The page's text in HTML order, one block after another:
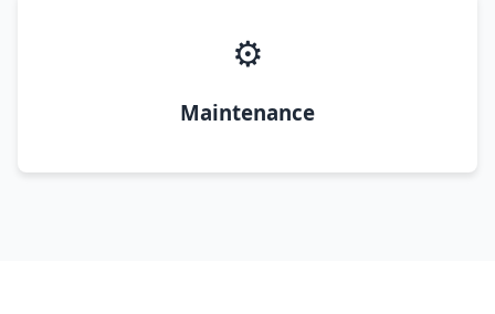
⚙️
Maintenance